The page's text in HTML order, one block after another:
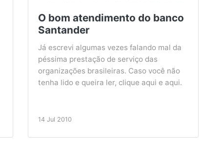
O bom atendimento do banco
Santander
Já escrevi algumas vezes falando mal da
péssima prestação de serviço das
organizações brasileiras. Caso você não
tenha lido e queira ler, clique aqui e aqui.
14 Jul 2010